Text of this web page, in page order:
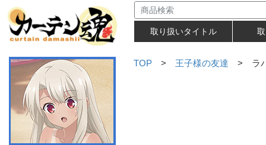
取り扱いタイトル
TOP > 王子様の友達 > ラバ